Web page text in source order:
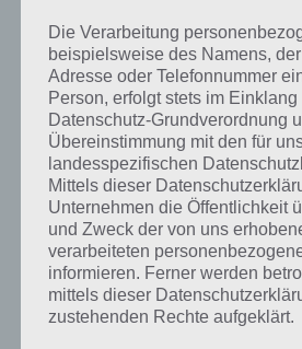
finden!
Du findest Lösungen auch ohne unsere
Münzen einsetzt. Da diese jedoch
die Möglichkeit alle Antworten zu finden!
Die obige Lösung stimmt
Wenn die Lösung, die wir dir oben Davon
Filmen gejagt vorgestellt haben, nicht
ein Wort in der Lösung von 94 Prozent
Die Verarbeitung
beispielsweise des Namens,
Adresse oder Telefonnummer
Person, erfolgt stets im Einklang
Datenschutz-Grundverordnung
Übereinstimmung mit den für
landesspezifischen
Mittels dieser
Unternehmen die Öffentlichkeit
und Zweck der von uns
verarbeiteten
informieren. Ferner werden
mittels dieser
zustehenden Rechte aufgeklärt.